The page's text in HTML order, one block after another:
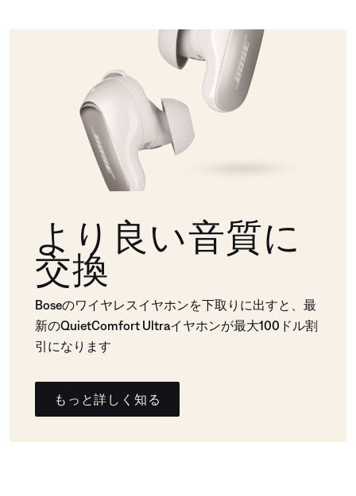
より良い音質に
交換
Boseのワイヤレスイヤホンを下取りに出すと、最
新のQuietComfort Ultraイヤホンが最大100ドル割
引になります
もっと詳しく知る